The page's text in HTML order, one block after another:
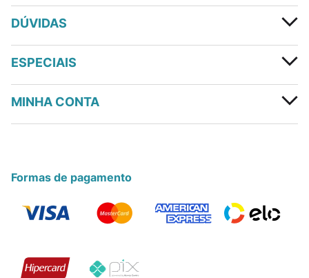
DÚVIDAS
ESPECIAIS
MINHA CONTA
Formas de pagamento